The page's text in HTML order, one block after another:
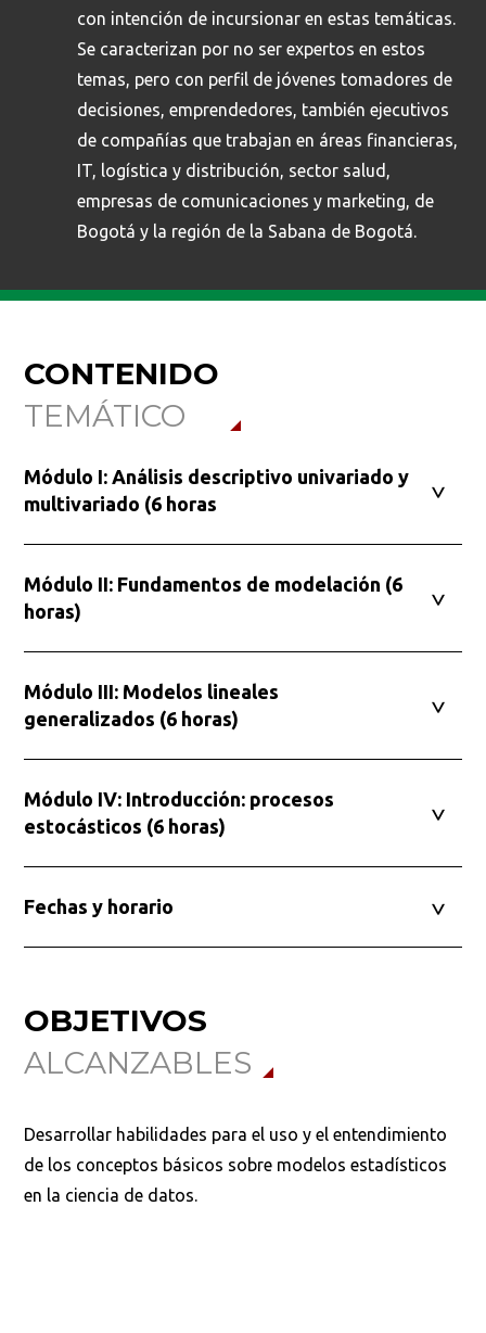
con intención de incursionar en estas temáticas.
Se caracterizan por no ser expertos en estos
temas, pero con perfil de jóvenes tomadores de
decisiones, emprendedores, también ejecutivos
de compañías que trabajan en áreas financieras,
IT, logística y distribución, sector salud,
empresas de comunicaciones y marketing, de
Bogotá y la región de la Sabana de Bogotá.
CONTENIDO
TEMÁTICO
Módulo I: Análisis descriptivo univariado y
multivariado (6 horas
Módulo II: Fundamentos de modelación (6
horas)
Módulo III: Modelos lineales
generalizados (6 horas)
Módulo IV: Introducción: procesos
estocásticos (6 horas)
Fechas y horario
OBJETIVOS
ALCANZABLES
Desarrollar habilidades para el uso y el entendimiento
de los conceptos básicos sobre modelos estadísticos
en la ciencia de datos.
Busca en la escuela
¿Qué buscas?
Buscar en: *
Ordenar por: *
Buscar